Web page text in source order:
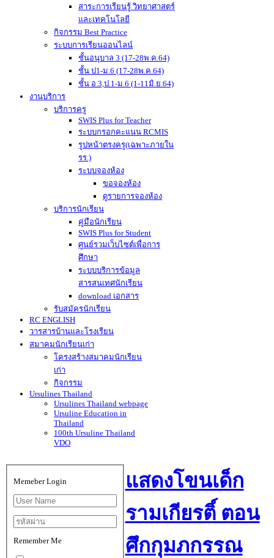
สาระการเรียนรู้ วิทยาศาสตร์
และเทคโนโลยี
กิจกรรม Best Practice
ระบบการเรียนออนไลน์
ชั้นอนุบาล 3 (17-28พ.ค.64)
ชั้น ป1-ม.6 (17-28พ.ค.64)
ชั้น อ.3,ป.1-ม.6 (1-11มิ.ย.64)
งานบริการ
บริการครู
SWIS Plus for Teacher
ระบบกรอกคะแนน RCMIS
รูปหน้าตรงครู(เฉพาะภายใน
รร.)
ระบบจองห้อง
ขอจองห้อง
ดูรายการจองห้อง
บริการนักเรียน
คู่มือนักเรียน
SWIS Plus for Student
ศูนย์รวมเว็บไซต์เพื่อการ
ศึกษา
ระบบบริการข้อมูล
สารสนเทศนักเรียน
download เอกสาร
รับสมัครนักเรียน
RC ENGLISH
วารสารบ้านและโรงเรียน
สมาคมนักเรียนเก่า
โครงสร้างสมาคมนักเรียน
เก่า
กิจกรรม
Ursulines Thailand
Ursulines Thailand webpage
Ursuline Education in
Thailand
100th Ursuline Thailand
VDO
Memeber Login
Remember Me
แสดงโขนเด็ก
รามเกียรติ์ ตอน
ศึกกุมภกรรณ